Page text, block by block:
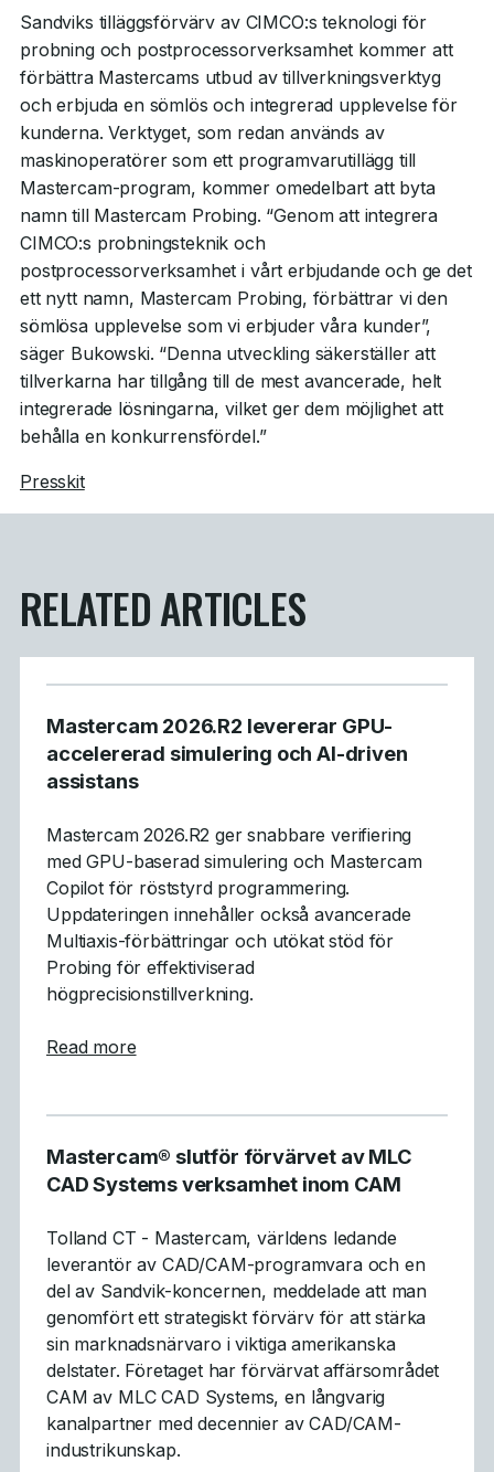
Sandviks tilläggsförvärv av CIMCO:s teknologi för
probning och postprocessorverksamhet kommer att
förbättra Mastercams utbud av tillverkningsverktyg
och erbjuda en sömlös och integrerad upplevelse för
kunderna. Verktyget, som redan används av
maskinoperatörer som ett programvarutillägg till
Mastercam-program, kommer omedelbart att byta
namn till Mastercam Probing. “Genom att integrera
CIMCO:s probningsteknik och
postprocessorverksamhet i vårt erbjudande och ge det
ett nytt namn, Mastercam Probing, förbättrar vi den
sömlösa upplevelse som vi erbjuder våra kunder”,
säger Bukowski. “Denna utveckling säkerställer att
tillverkarna har tillgång till de mest avancerade, helt
integrerade lösningarna, vilket ger dem möjlighet att
behålla en konkurrensfördel.”
Presskit
RELATED ARTICLES
Mastercam 2026.R2 levererar GPU-
accelererad simulering och AI-driven
assistans
Mastercam 2026.R2 ger snabbare verifiering
med GPU-baserad simulering och Mastercam
Copilot för röststyrd programmering.
Uppdateringen innehåller också avancerade
Multiaxis-förbättringar och utökat stöd för
Probing för effektiviserad
högprecisionstillverkning.
Read moreabout Mastercam 2026.R2 levererar
Mastercam® slutför förvärvet av MLC
CAD Systems verksamhet inom CAM
Tolland CT - Mastercam, världens ledande
leverantör av CAD/CAM-programvara och en
del av Sandvik-koncernen, meddelade att man
genomfört ett strategiskt förvärv för att stärka
sin marknadsnärvaro i viktiga amerikanska
delstater. Företaget har förvärvat affärsområdet
CAM av MLC CAD Systems, en långvarig
kanalpartner med decennier av CAD/CAM-
industrikunskap.